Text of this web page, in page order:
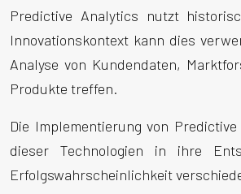
Predictive Analytics nutzt
Innovationskontext kann dies
Analyse von Kundendaten,
Produkte treffen.
Die Implementierung von
dieser Technologien in ihre
Erfolgswahrscheinlichkeit